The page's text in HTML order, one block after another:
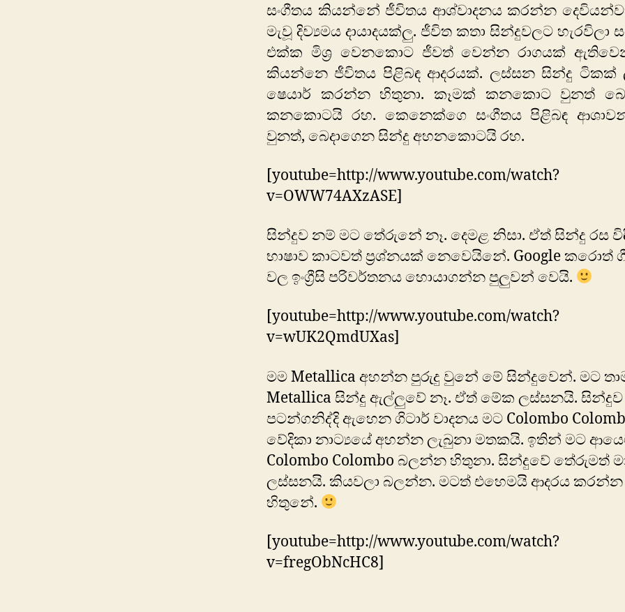
සංගීතය කියන්නේ ජීවිතය ආශ්වාදනය කරන්න
මැවූ දිව්‍යමය දායාදයක්ලු. ජීවිත කතා සින්දුවලට හැරවිලා
එක්ක මිශ්‍ර වෙනකොට ජීවත් වෙන්න රාගයක්
කියන්නෙ ජීවිතය පිළිබඳ ආදරයක්. ලස්සන සින්දු ටිකක්
ෂෙයාර් කරන්න හිතුනා. කෑමක් කනකොට වුනත්
කනකොටයි රහ. කෙනෙක්ගෙ සංගීතය පිළිබඳ
වුනත්, බෙදාගෙන සින්දු අහනකොටයි රහ.
[youtube=http://www.youtube.com/watch?
v=OWW74AXzASE]
සින්දුව නම් මට තේරුනේ නෑ. දෙමළ නිසා. ඒත් සින්දු රස
භාෂාව කාටවත් ප්‍රශ්නයක් නෙවෙයිනේ. Google කරොත්
වල ඉංග්‍රීසි පරිවර්තනය හොයාගන්න පුලුවන් වෙයි.
[youtube=http://www.youtube.com/watch?
v=wUK2QmdUXas]
මම Metallica අහන්න පුරුදු වුනේ මේ සින්දුවෙන්. මට
Metallica සින්දු ඇල්ලුවේ නෑ. ඒත් මේක ලස්සනයි. සින්දුව
පටන්ගනිද්දි ඇහෙන ගිටාර් වාදනය මට Colombo
වේදිකා නාට්‍යයේ අහන්න ලැබුනා මතකයි. ඉතින් මට
Colombo Colombo බලන්න හිතුනා. සින්දුවේ තේරුමත්
ලස්සනයි. කියවලා බලන්න. මටත් එහෙමයි ආදරය කරන්න
හිතුනේ.
[youtube=http://www.youtube.com/watch?
v=fregObNcHC8]